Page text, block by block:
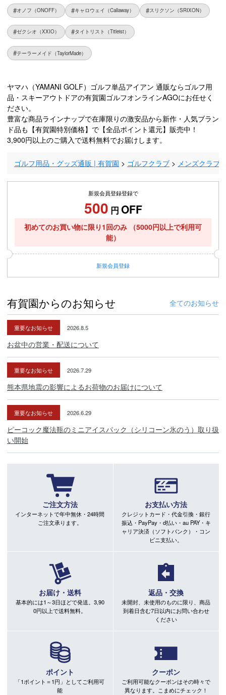
オノフ（ONOFF） キャロウェイ（Callaway） スリクソン（SRIXON）
ゼクシオ（XXIO） タイトリスト（Titleist）
テーラーメイド（TaylorMade）
ヤマハ（YAMANI GOLF）ゴルフ単品アイアン 通販ならゴルフ用
品・スキーアウトドアの有賀園ゴルフオンラインAGOにお任せく
ださい。
豊富な商品ラインナップで在庫限りの激安品から新作・人気ブラン
ド品も【有賀園特別価格】で【全品ポイント還元】販売中！
3,900円以上のご購入で送料無料でお届けします。
ゴルフ用品・グッズ通販 | 有賀園 ゴルフクラブ メンズクラブ
新規会員登録登録で
500 円 OFF
初めてのお買い物に限り1回のみ
（5000円以上で利用可
能）
新規会員登録
有賀園からのお知らせ 全てのお知らせ
重要なお知らせ 2026.8.5
お盆中の営業・配送について
重要なお知らせ 2026.7.29
熊本県地震の影響によるお荷物のお届けについて
重要なお知らせ 2026.6.29
ピーコック魔法瓶のミニアイスパック（シリコーン氷のう）取り扱
い開始
ご注文方法
インターネットで年中無休・24時間
ご注文承ります。
お支払い方法
クレジットカード・代金引換・銀行
振込・PayPay・d払い・au PAY・キ
ャリア決済（ソフトバンク）・コン
ビニ支払い。
お届け・送料
基本的には1～3日ほどで発送。3,90
0円以上で送料無料。
返品・交換
未開封、未使用のものに限り、商品
到着日含む7日以内にお問い合わせ
ください
ポイント
「1ポイント＝1円」としてご利用可
能
クーポン
ご利用可能なクーポンはその時々で
異なります。こまめにチェック！